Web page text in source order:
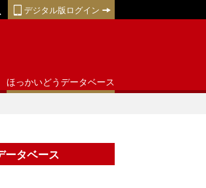
デジタル版ログイン
ほっかいどうデータベース
ータベース